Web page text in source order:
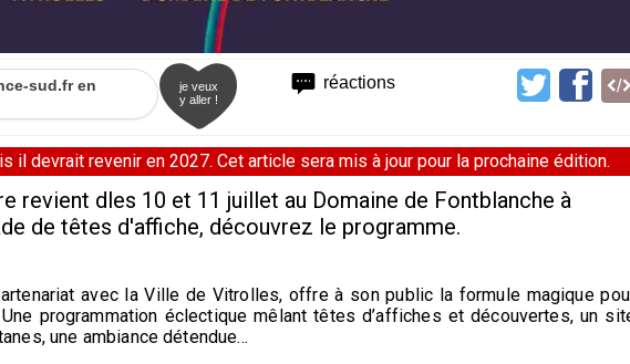
réactions
sud.fr en
je veux
y aller !
il devrait revenir en 2027. Cet article sera mis à jour pour la prochaine édition.
revient dles 10 et 11 juillet au Domaine de Fontblanche à
de têtes d'affiche, découvrez le programme.
avec la Ville de Vitrolles, offre à son public la formule magique
programmation éclectique mêlant têtes d’affiches et découvertes, un
une ambiance détendue…